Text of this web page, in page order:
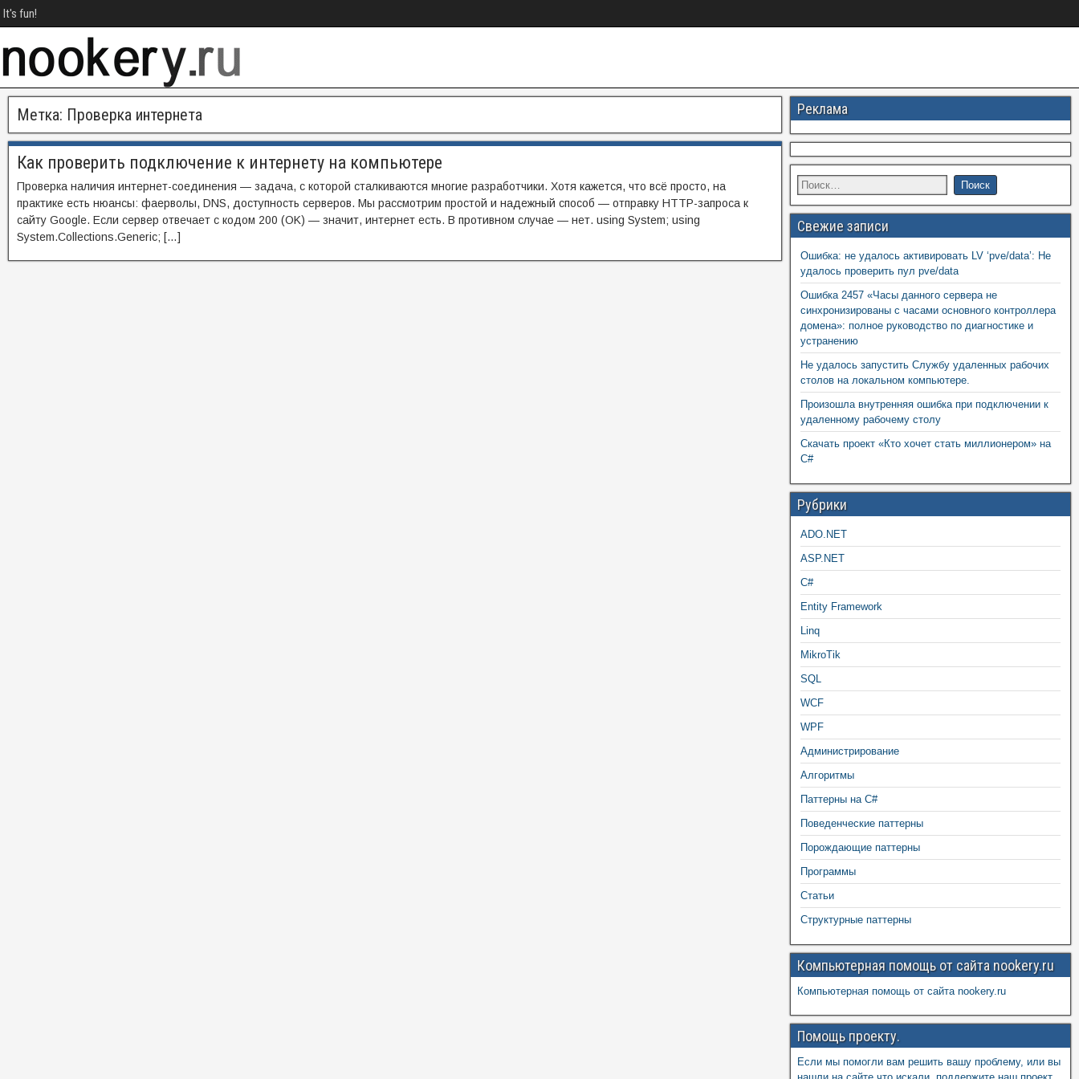
It's fun!
Метка: Проверка интернета
Как проверить подключение к интернету на компьютере
Проверка наличия интернет-соединения — задача, с которой сталкиваются многие разработчики. Хотя кажется, что всё просто, на
практике есть нюансы: фаерволы, DNS, доступность серверов. Мы рассмотрим простой и надежный способ — отправку HTTP-запроса к
сайту Google. Если сервер отвечает с кодом 200 (OK) — значит, интернет есть. В противном случае — нет. using System; using
System.Collections.Generic; […]
Реклама
Свежие записи
Ошибка: не удалось активировать LV ‘pve/data’: Не
удалось проверить пул pve/data
Ошибка 2457 «Часы данного сервера не
синхронизированы с часами основного контроллера
домена»: полное руководство по диагностике и
устранению
Не удалось запустить Службу удаленных рабочих
столов на локальном компьютере.
Произошла внутренняя ошибка при подключении к
удаленному рабочему столу
Скачать проект «Кто хочет стать миллионером» на
C#
Рубрики
ADO.NET
ASP.NET
C#
Entity Framework
Linq
MikroTik
SQL
WCF
WPF
Администрирование
Алгоритмы
Паттерны на C#
Поведенческие паттерны
Порождающие паттерны
Программы
Статьи
Структурные паттерны
Компьютерная помощь от сайта nookery.ru
Компьютерная помощь от сайта nookery.ru
Помощь проекту.
Если мы помогли вам решить вашу проблему, или вы